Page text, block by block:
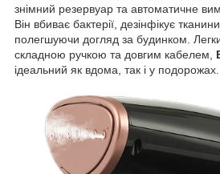
знімний резервуар та автоматичне
Він вбиває бактерії, дезінфікує
полегшуючи догляд за будинком.
складною ручкою та довгим кабелем,
ідеальний як вдома, так і у подорожах.